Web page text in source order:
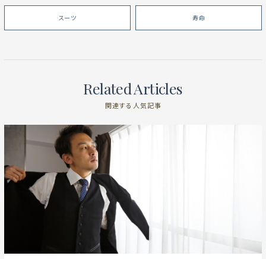
スーツ 寿命
Related Articles
関連する人気記事